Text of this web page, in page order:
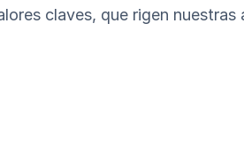
claves, que rigen nuestras